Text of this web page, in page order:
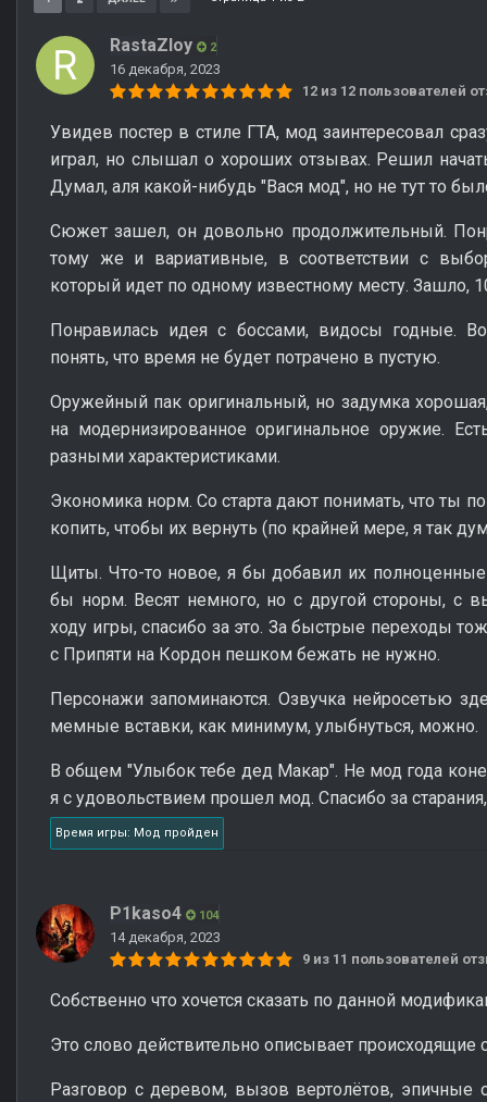
RastaZloy 2
16 декабря, 2023
12 из 12 пользователей
Увидев постер в стиле ГТА, мод заинтересовал
играл, но слышал о хороших отзывах. Решил
Думал, аля какой-нибудь "Вася мод", но не тут то
Сюжет зашел, он довольно продолжительный.
тому же и вариативные, в соответствии с
который идет по одному известному месту. Зашло,
Понравилась идея с боссами, видосы годные.
понять, что время не будет потрачено в пустую.
Оружейный пак оригинальный, но задумка
на модернизированное оригинальное оружие.
разными характеристиками.
Экономика норм. Со старта дают понимать, что ты
копить, чтобы их вернуть (по крайней мере, я так
Щиты. Что-то новое, я бы добавил их полноценные
бы норм. Весят немного, но с другой стороны, с
ходу игры, спасибо за это. За быстрые переходы
с Припяти на Кордон пешком бежать не нужно.
Персонажи запоминаются. Озвучка нейросетью
мемные вставки, как минимум, улыбнуться, можно.
В общем "Улыбок тебе дед Макар". Не мод года
я с удовольствием прошел мод. Спасибо за
Время игры: Мод пройден
P1kaso4 104
14 декабря, 2023
9 из 11 пользователей
Собственно что хочется сказать по данной
Это слово действительно описывает происходящие
Разговор с деревом, вызов вертолётов, эпичные